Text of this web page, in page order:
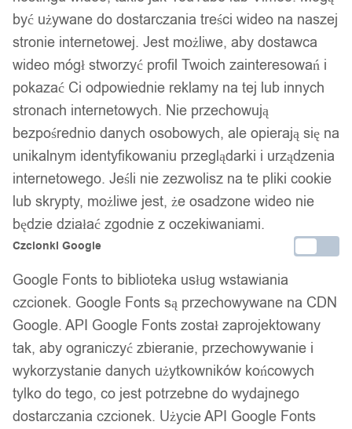
Kabel ładowarka 3w1 oplot typ-c
lightning usb-c 5a
17,99zł
być używane do dostarczania treści wideo na naszej
stronie internetowej. Jest możliwe, aby dostawca
wideo mógł stworzyć profil Twoich zainteresowań i
pokazać Ci odpowiednie reklamy na tej lub innych
stronach internetowych. Nie przechowują
bezpośrednio danych osobowych, ale opierają się na
unikalnym identyfikowaniu przeglądarki i urządzenia
internetowego. Jeśli nie zezwolisz na te pliki cookie
lub skrypty, możliwe jest, że osadzone wideo nie
będzie działać zgodnie z oczekiwaniami.
Czcionki Google
Google Fonts to biblioteka usług wstawiania
czcionek. Google Fonts są przechowywane na CDN
Google. API Google Fonts został zaprojektowany
tak, aby ograniczyć zbieranie, przechowywanie i
wykorzystanie danych użytkowników końcowych
tylko do tego, co jest potrzebne do wydajnego
dostarczania czcionek. Użycie API Google Fonts